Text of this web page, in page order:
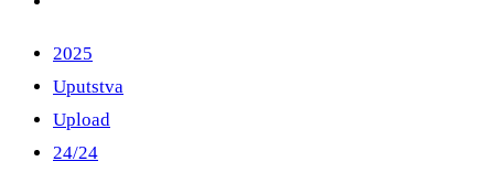
2025
Uputstva
Upload
24/24